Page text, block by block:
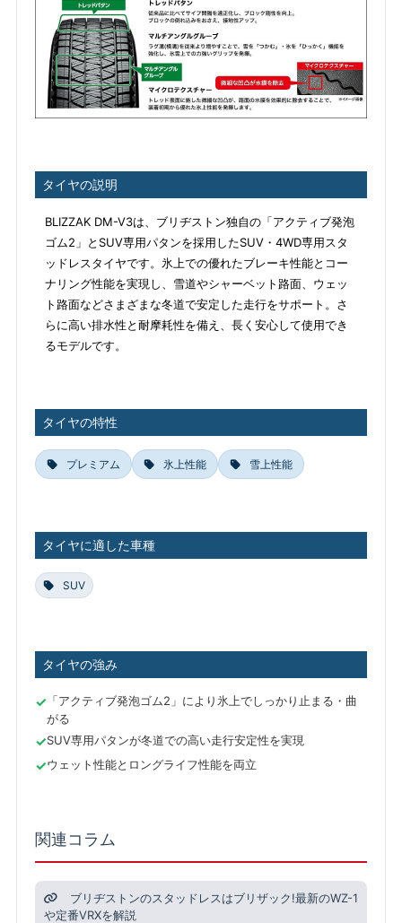
タイヤの説明
BLIZZAK DM-V3は、ブリヂストン独自の「アクティブ発泡
ゴム2」とSUV専用パタンを採用したSUV・4WD専用スタ
ッドレスタイヤです。氷上での優れたブレーキ性能とコー
ナリング性能を実現し、雪道やシャーベット路面、ウェッ
ト路面などさまざまな冬道で安定した走行をサポート。さ
らに高い排水性と耐摩耗性を備え、長く安心して使用でき
るモデルです。
タイヤの特性
プレミアム 氷上性能 雪上性能
タイヤに適した車種
SUV
タイヤの強み
「アクティブ発泡ゴム2」により氷上でしっかり止まる・曲
がる
SUV専用パタンが冬道での高い走行安定性を実現
ウェット性能とロングライフ性能を両立
関連コラム
ブリヂストンのスタッドレスはブリザック!最新のWZ-1
や定番VRXを解説